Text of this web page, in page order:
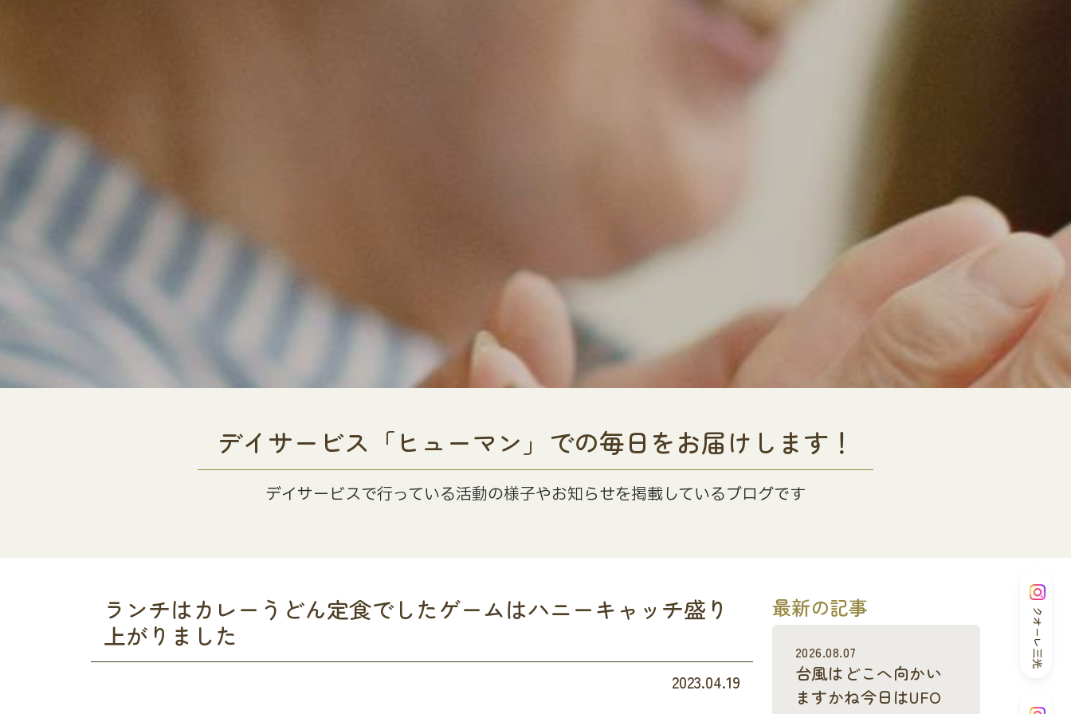
クオーレ三光
デイサービス「ヒューマン」での毎日をお届けします！
デイサービスで行っている活動の様子やお知らせを掲載しているブログです
ランチはカレーうどん定食でしたゲームはハニーキャッチ盛り
上がりました
2023.04.19
最新の記事
2026.08.07
台風はどこへ向かい
ますかね今日はUFO